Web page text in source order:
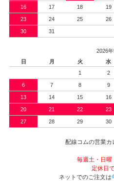
16 17 18 19
23 24 25 26
30 31
2026年
日
月 火 水
1
2
6 7 8 9
13 14 15 16
20 21 22 23
27 28 29 30
配線コムの営業カ
毎週土・日曜
定休日で
ネットでのご注文は